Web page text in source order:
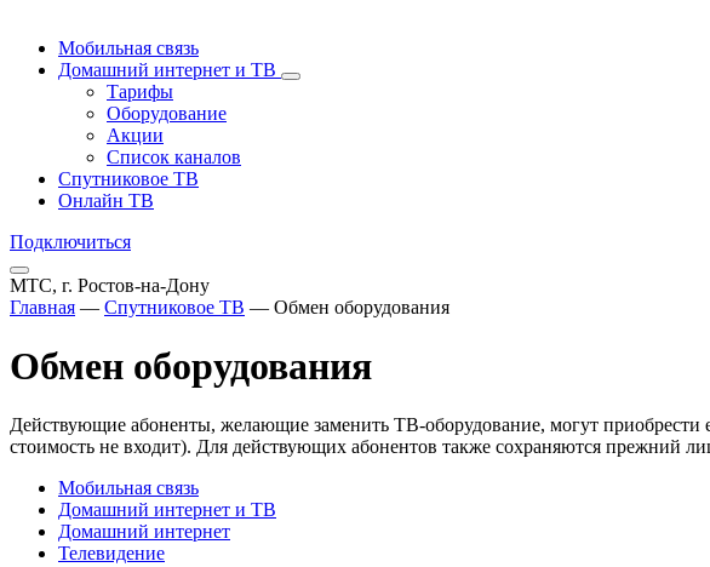
Мобильная связь
Домашний интернет и ТВ
Тарифы
Оборудование
Акции
Список каналов
Спутниковое ТВ
Онлайн ТВ
Подключиться
МТС, г. Ростов-на-Дону
Главная — Спутниковое ТВ — Обмен оборудования
Обмен оборудования
Действующие абоненты, желающие заменить ТВ-оборудование, могут приобрести
стоимость не входит). Для действующих абонентов также сохраняются прежний
Мобильная связь
Домашний интернет и ТВ
Домашний интернет
Телевидение